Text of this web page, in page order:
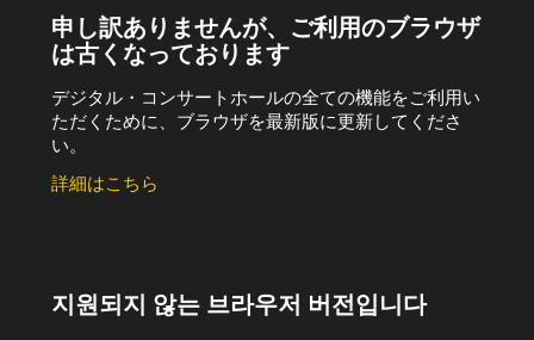
申し訳ありませんが、ご利用のブラウザ
は古くなっております
デジタル・コンサートホールの全ての機能をご利用い
ただくために、ブラウザを最新版に更新してくださ
い。
詳細はこちら
지원되지 않는 브라우저 버전입니다